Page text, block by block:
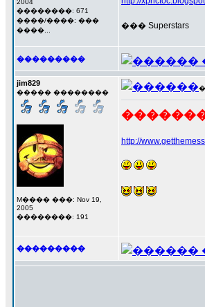
2004
��������: 671
����/����: ���
����...
��� Superstars
���������
jim829
����� ��������
M���� ���: Nov 19,
2005
��������: 191
http://
���������